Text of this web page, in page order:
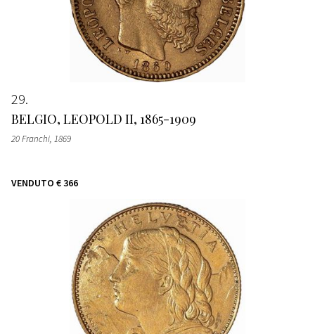
29
BELGIO, LEOPOLD II, 1865-1909
20 Franchi, 1869
VENDUTO € 366